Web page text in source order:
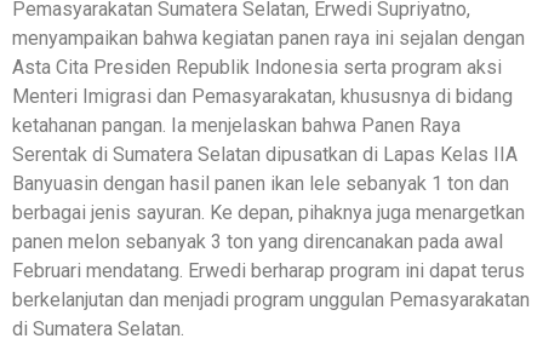
Pemasyarakatan Sumatera Selatan, Erwedi Supriyatno,
menyampaikan bahwa kegiatan panen raya ini sejalan dengan
Asta Cita Presiden Republik Indonesia serta program aksi
Menteri Imigrasi dan Pemasyarakatan, khususnya di bidang
ketahanan pangan. Ia menjelaskan bahwa Panen Raya
Serentak di Sumatera Selatan dipusatkan di Lapas Kelas IIA
Banyuasin dengan hasil panen ikan lele sebanyak 1 ton dan
berbagai jenis sayuran. Ke depan, pihaknya juga menargetkan
panen melon sebanyak 3 ton yang direncanakan pada awal
Februari mendatang. Erwedi berharap program ini dapat terus
berkelanjutan dan menjadi program unggulan Pemasyarakatan
di Sumatera Selatan.